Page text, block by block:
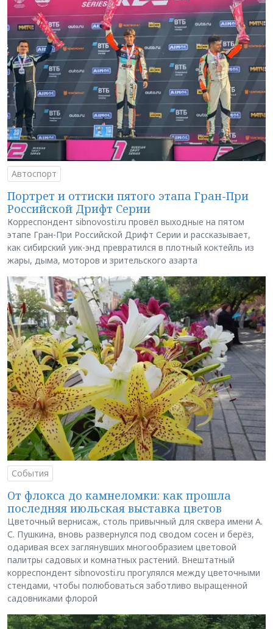
Автоспорт
Портрет и оттиски пятого этапа Гран-При
Российской Дрифт Серии
Корреспондент sibnovosti.ru провёл выходные на пятом
этапе Гран-При Российской Дрифт Серии и рассказывает,
как сибирский уик-энд превратился в плотный коктейль из
жары, дыма, моторов и зрительского азарта
События
От флокса до камнеломки: как прошла
последняя июльская выставка цветов
Цветочный вернисаж, столь привычный для сквера имени А.
С. Пушкина, вновь развернулся под сводом сосен и берёз,
одаривая всех заглянувших многообразием цветовой
палитры садовых и комнатных растений. Внештатный
корреспондент sibnovosti.ru прогулялся между цветочными
стендами, чтобы полюбоваться заботливо выращенной
садовниками флорой